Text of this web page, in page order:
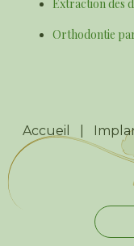
Extraction des
Orthodontie
Accueil